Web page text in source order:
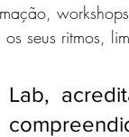
seus ritmos,